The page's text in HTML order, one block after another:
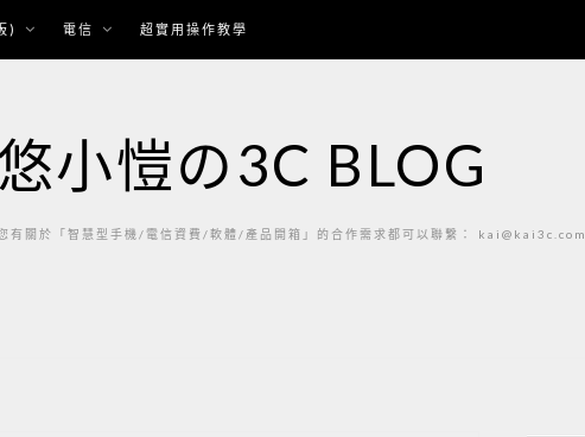
) 電信 超實用操作教學
小愷の3C BLOG
有關於「智慧型手機/電信資費/軟體/產品開箱」的合作需求都可以聯繫： kai@kai3c.com